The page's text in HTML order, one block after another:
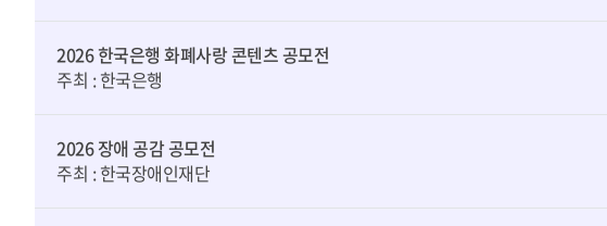
2026 한국은행 화폐사랑 콘텐츠 공모전
주최 : 한국은행
2026 장애 공감 공모전
주최 : 한국장애인재단